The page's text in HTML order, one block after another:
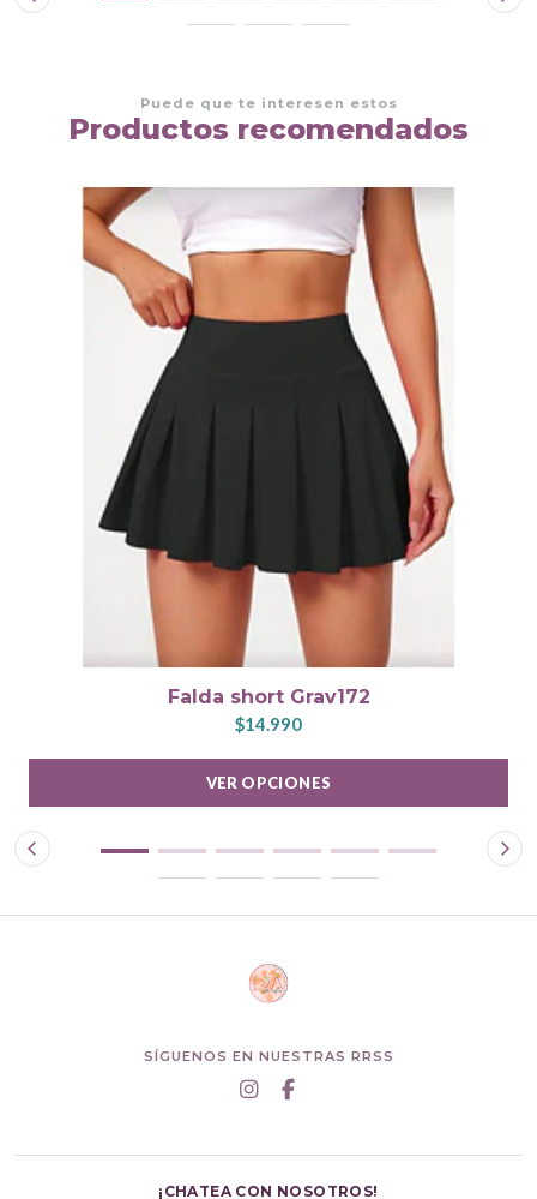
Puede que te interesen estos
Productos recomendados
Falda short Grav172
$14.990
VER OPCIONES
SÍGUENOS EN NUESTRAS RRSS
¡CHATEA CON NOSOTROS!